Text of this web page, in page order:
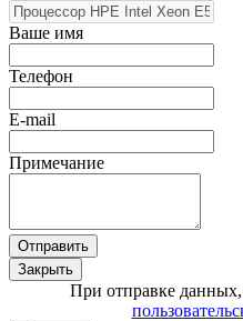
Ваше имя
Телефон
E-mail
Примечание
Отправить
Закрыть
При отправке